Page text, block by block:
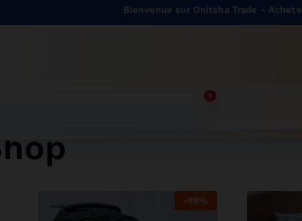
Bienvenue sur Onitsha Trade - Achetez et
1
-19%